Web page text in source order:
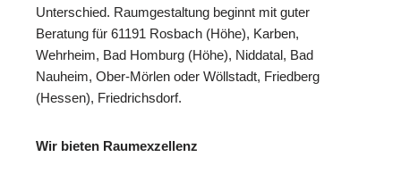
Unterschied. Raumgestaltung beginnt mit guter
Beratung für 61191 Rosbach (Höhe), Karben,
Wehrheim, Bad Homburg (Höhe), Niddatal, Bad
Nauheim, Ober-Mörlen oder Wöllstadt, Friedberg
(Hessen), Friedrichsdorf.
Wir bieten Raumexzellenz